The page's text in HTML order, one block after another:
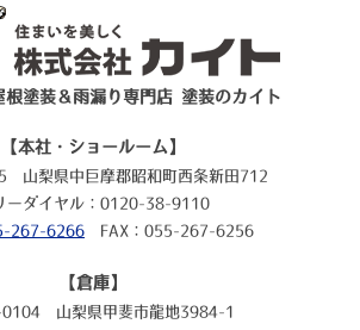
根塗装＆雨漏り専門店 塗装のカイト
【本社・ショールーム】
山梨県中巨摩郡昭和町西条新田712
ーダイヤル：0120-38-9110
267-6266 FAX：055-267-6256
【倉庫】
山梨県甲斐市龍地3984-1